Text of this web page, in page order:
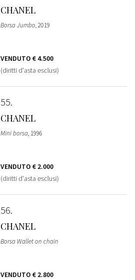
CHANEL
Borsa Jumbo, 2019
VENDUTO € 4.500
(diritti d'asta esclusi)
55
CHANEL
Mini borsa, 1996
VENDUTO € 2.000
(diritti d'asta esclusi)
56
CHANEL
Borsa Wallet on chain
VENDUTO € 2.800